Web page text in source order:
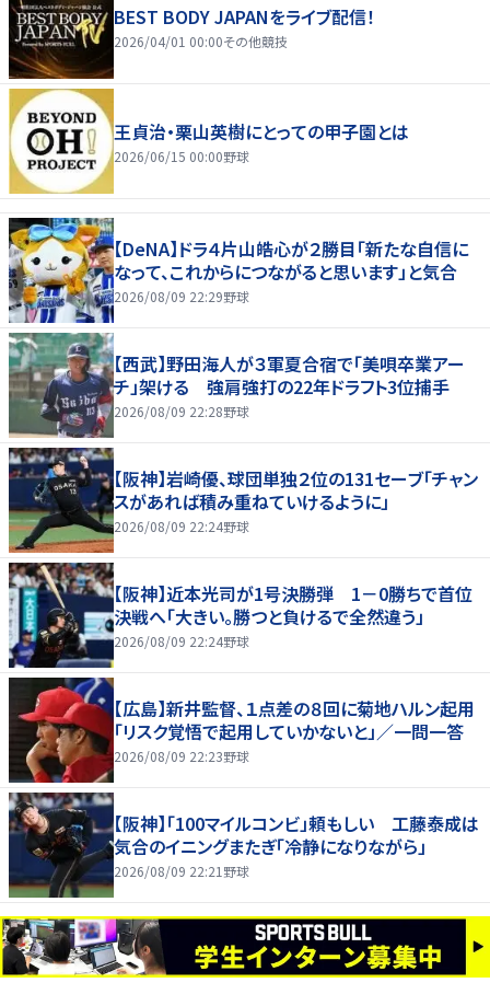
BEST BODY JAPANをライブ配信！
2026/04/01 00:00その他競技
王貞治・栗山英樹にとっての甲子園とは
2026/06/15 00:00野球
【DeNA】ドラ４片山皓心が２勝目「新たな自信に
なって、これからにつながると思います」と気合
2026/08/09 22:29野球
【西武】野田海人が３軍夏合宿で「美唄卒業アー
チ」架ける 強肩強打の22年ドラフト3位捕手
2026/08/09 22:28野球
【阪神】岩崎優、球団単独２位の131セーブ「チャン
スがあれば積み重ねていけるように」
2026/08/09 22:24野球
【阪神】近本光司が1号決勝弾 1－0勝ちで首位
決戦へ「大きい。勝つと負けるで全然違う」
2026/08/09 22:24野球
【広島】新井監督、１点差の８回に菊地ハルン起用
「リスク覚悟で起用していかないと」／一問一答
2026/08/09 22:23野球
【阪神】「100マイルコンビ」頼もしい 工藤泰成は
気合のイニングまたぎ「冷静になりながら」
2026/08/09 22:21 野球